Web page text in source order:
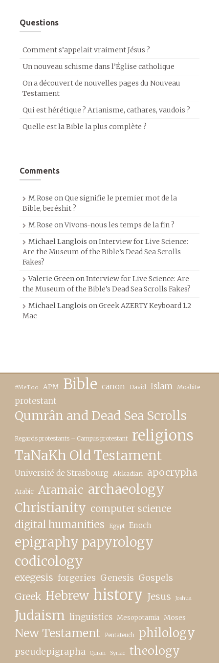
Questions
Comment s’appelait vraiment Jésus ?
Un nouveau schisme dans l’Église catholique
On a découvert de nouvelles pages du Nouveau
Testament
Qui est hérétique ? Arianisme, cathares, vaudois ?
Quelle est la Bible la plus complète ?
Comments
M.Rose onQue signifie le premier mot de la
Bible, beréshit ?
M.Rose onVivons-nous les temps de la fin ?
Michael Langlois onInterview for Live Science:
Are the Museum of the Bible’s Dead Sea Scrolls
Fakes?
Valerie GreenonInterview for Live Science: Are
the Museum of the Bible’s Dead Sea Scrolls Fakes?
Michael Langlois onGreek AZERTY Keyboard 1.2
Mac
#MeToo APM Bible canon David Islam Moabite
protestant
Qumrân and Dead Sea Scrolls
Regards protestants – Campus protestant religions
TaNaKh Old Testament
Université de Strasbourg Akkadian apocrypha
Arabic Aramaic archaeology
Christianity computer science
digital humanities Egypt Enoch
epigraphy papyrology
codicology
exegesis forgeries Genesis Gospels
Greek Hebrew history Jesus Joshua
Judaism linguistics Mesopotamia Moses
New Testament Pentateuch philology
pseudepigrapha Quran Syriac theology